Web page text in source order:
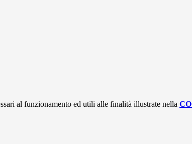
al funzionamento ed utili alle finalità illustrate nella